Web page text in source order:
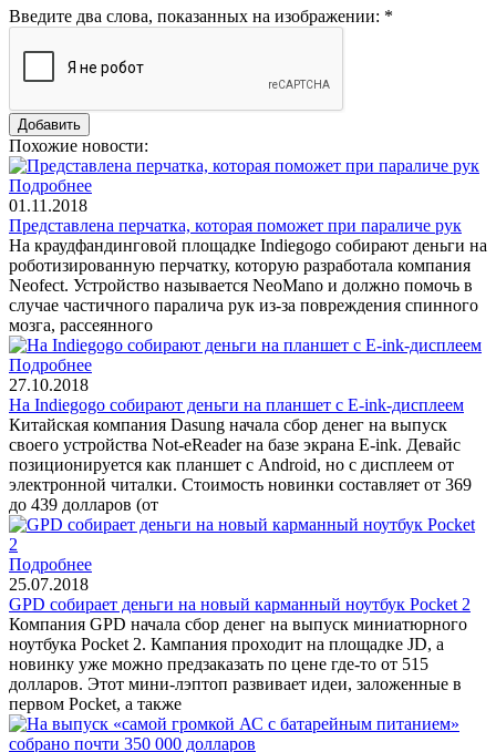
Введите два слова, показанных на изображении: *
Похожие новости:
Подробнее
01.11.2018
Представлена перчатка, которая поможет при параличе рук
На краудфандинговой площадке Indiegogo собирают деньги на
роботизированную перчатку, которую разработала компания
Neofect. Устройство называется NeoMano и должно помочь в
случае частичного паралича рук из-за повреждения спинного
мозга, рассеянного
Подробнее
27.10.2018
На Indiegogo собирают деньги на планшет с E-ink-дисплеем
Китайская компания Dasung начала сбор денег на выпуск
своего устройства Not-eReader на базе экрана E-ink. Девайс
позиционируется как планшет с Android, но с дисплеем от
электронной читалки. Стоимость новинки составляет от 369
до 439 долларов (от
Подробнее
25.07.2018
GPD собирает деньги на новый карманный ноутбук Pocket 2
Компания GPD начала сбор денег на выпуск миниатюрного
ноутбука Pocket 2. Кампания проходит на площадке JD, а
новинку уже можно предзаказать по цене где-то от 515
долларов. Этот мини-лэптоп развивает идеи, заложенные в
первом Pocket, а также